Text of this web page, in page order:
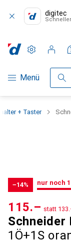
digitec
Navigation nach
Menü Suche
Einstellungen
Kundenkonto
Merklisten
Warenkorb
+ Taster
−14% 1 Stück
noch 1
nur noch
Schneider
1Ö+1S
CHF
115.– statt CHF